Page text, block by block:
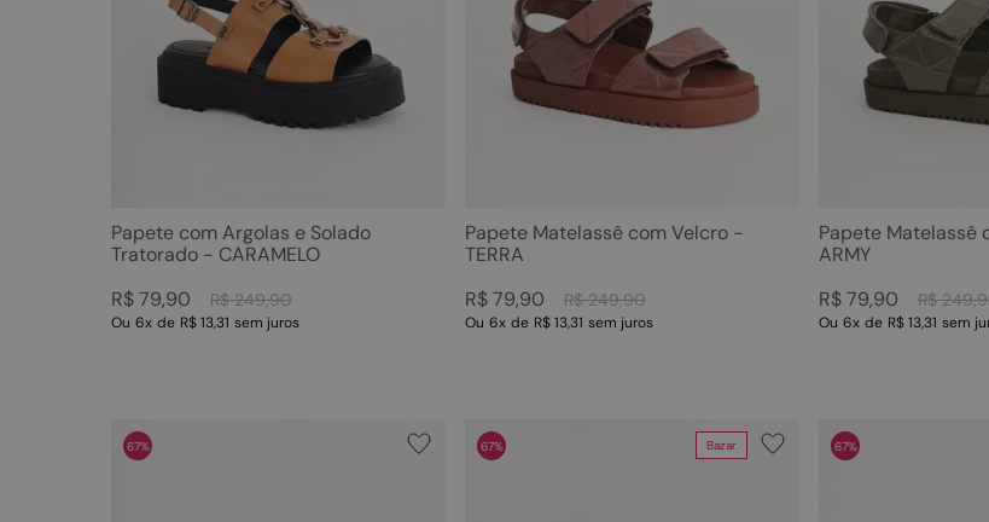
Papete com Argolas e Solado
Tratorado - CARAMELO
R$ 249,90
R$79,90
Ou 6x de R$ 13,31 sem juros
Papete Matelassê com Velcro -
TERRA
R$ 249,90
R$79,90
Ou 6x de R$ 13,31 sem juros
Papete Matelassê
ARMY
R$ 249,
R$79,90
Ou 6x de R$ 13,31 sem
67% Bazar
67% 67%